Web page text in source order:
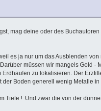
mag deine oder des
es ja nur um das Ausblenden
müssen wir mangels Gold
zu lokalisieren. Der
Boden generell wenig Metalle in
! Und zwar die von der